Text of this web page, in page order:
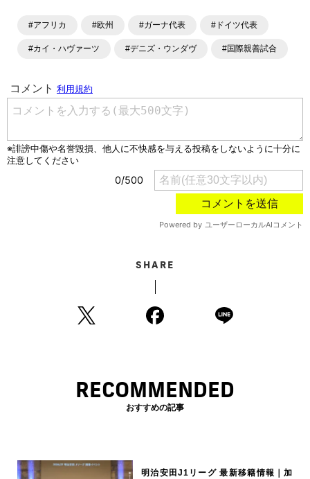
ます。「X」「Instagram」「YouTube」「TikTok」など、
#アフリカ #欧州 #ガーナ代表 #ドイツ代表
#カイ・ハヴァーツ #デニズ・ウンダヴ #国際親善試合
SHARE
RECOMMENDED
おすすめの記事
明治安田J1リーグ 最新移籍情報｜加